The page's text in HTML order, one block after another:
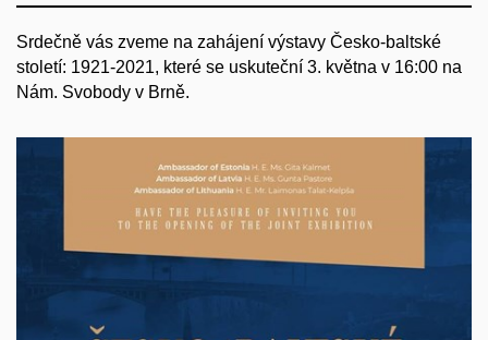
Srdečně vás zveme na zahájení výstavy Česko-baltské
století: 1921-2021, které se uskuteční 3. května v 16:00 na
Nám. Svobody v Brně.